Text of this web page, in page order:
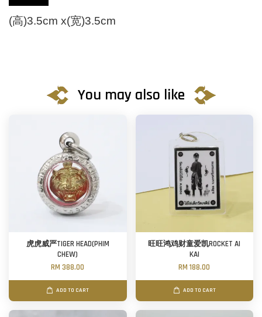
(高)3.5cm x(宽)3.5cm
You may also like
虎虎威严TIGER HEAD(PHIM
CHEW)
RM 388.00
ADD TO CART
旺旺鸿鸡财童爱凯ROCKET AI
KAI
RM 188.00
ADD TO CART